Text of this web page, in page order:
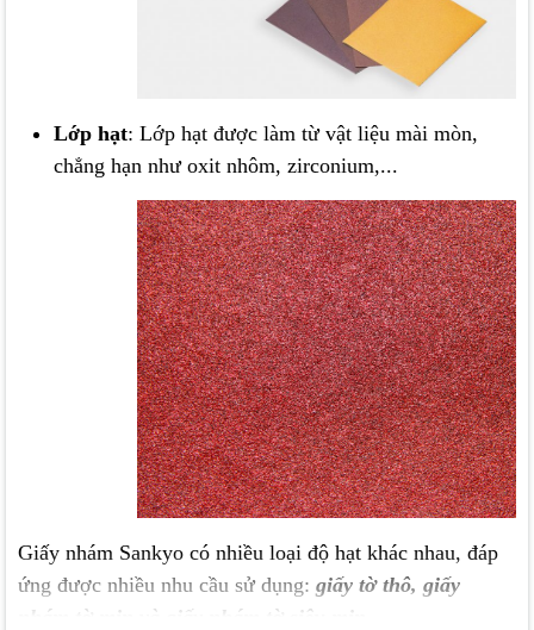
Lớp hạt: Lớp hạt được làm từ vật liệu mài mòn,
chẳng hạn như oxit nhôm, zirconium,...
Giấy nhám Sankyo có nhiều loại độ hạt khác nhau, đáp
ứng được nhiều nhu cầu sử dụng: giấy tờ thô, giấy
nhám tờ mịn và giấy nhám tờ siêu mịn.